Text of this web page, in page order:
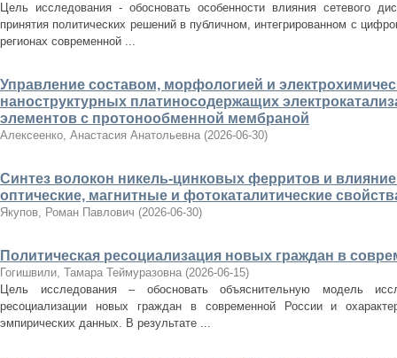
Цель исследования - обосновать особенности влияния сетевого
принятия политических решений в публичном, интегрированном с
регионах современной ...
Управление составом, морфологией и
наноструктурных платиносодержащих
элементов с протонообменной мембраной
Алексеенко, Анастасия Анатольевна (2026-06-30)
Синтез волокон никель-цинковых ферритов и влияние
оптические, магнитные и фотокаталитические
Якупов, Роман Павлович (2026-06-30)
Политическая ресоциализация новых граждан в
Гогишвили, Тамара Теймуразовна (2026-06-15)
Цель исследования – обосновать объяснительную модель
ресоциализации новых граждан в современной России и
эмпирических данных. В результате ...